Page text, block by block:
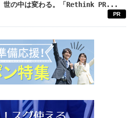
世の中は変わる。「Rethink PR...
PR